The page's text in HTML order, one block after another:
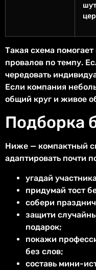
Такая схема
провалов по темпу.
чередовать
Если компания
общий круг и живое
Подборка
Ниже — компактный
адаптировать почти
угадай
придумай тост
собери
защити
подарок;
покажи
без слов;
составь мини-